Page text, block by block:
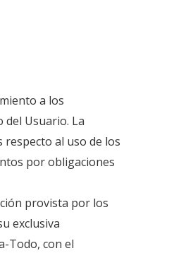
a los
del Usuario. La
al uso de los
por obligaciones
provista por los
exclusiva
Todo, con el